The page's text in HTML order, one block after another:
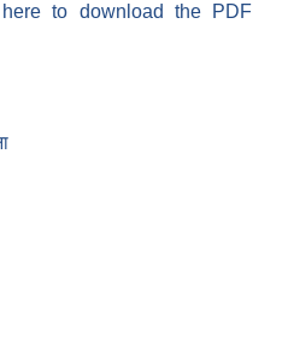
to download the PDF